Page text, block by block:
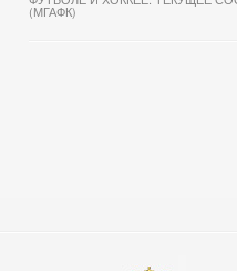
(МГАФК)